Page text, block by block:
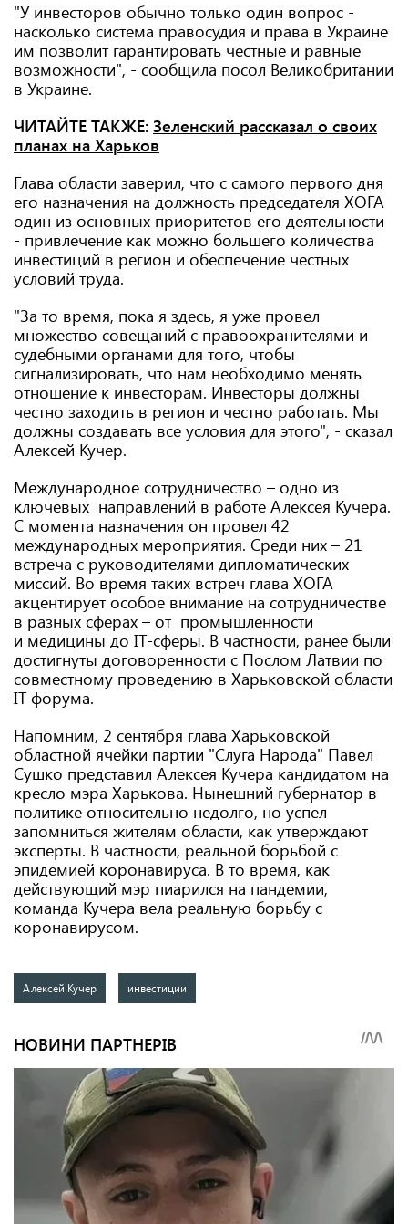
"У инвесторов обычно только один вопрос -
насколько система правосудия и права в Украине
им позволит гарантировать честные и равные
возможности", - сообщила посол Великобритании
в Украине.
ЧИТАЙТЕ ТАКЖЕ: Зеленский рассказал о своих
планах на Харьков
Глава области заверил, что с самого первого дня
его назначения на должность председателя ХОГА
один из основных приоритетов его деятельности
- привлечение как можно большего количества
инвестиций в регион и обеспечение честных
условий труда.
"За то время, пока я здесь, я уже провел
множество совещаний с правоохранителями и
судебными органами для того, чтобы
сигнализировать, что нам необходимо менять
отношение к инвесторам. Инвесторы должны
честно заходить в регион и честно работать. Мы
должны создавать все условия для этого", - сказал
Алексей Кучер.
Международное сотрудничество – одно из
ключевых направлений в работе Алексея Кучера.
С момента назначения он провел 42
международных мероприятия. Среди них – 21
встреча с руководителями дипломатических
миссий. Во время таких встреч глава ХОГА
акцентирует особое внимание на сотрудничестве
в разных сферах – от промышленности
и медицины до IT-сферы. В частности, ранее были
достигнуты договоренности с Послом Латвии по
совместному проведению в Харьковской области
IT форума.
Напомним, 2 сентября глава Харьковской
областной ячейки партии "Слуга Народа" Павел
Сушко представил Алексея Кучера кандидатом на
кресло мэра Харькова. Нынешний губернатор в
политике относительно недолго, но успел
запомниться жителям области, как утверждают
эксперты. В частности, реальной борьбой с
эпидемией коронавируса. В то время, как
действующий мэр пиарился на пандемии,
команда Кучера вела реальную борьбу с
коронавирусом.
Алексей Кучер инвестиции